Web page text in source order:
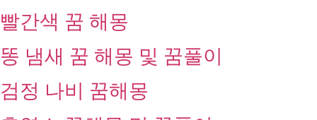
빨간색 꿈 해몽
똥 냄새 꿈 해몽 및 꿈풀이
검정 나비 꿈해몽